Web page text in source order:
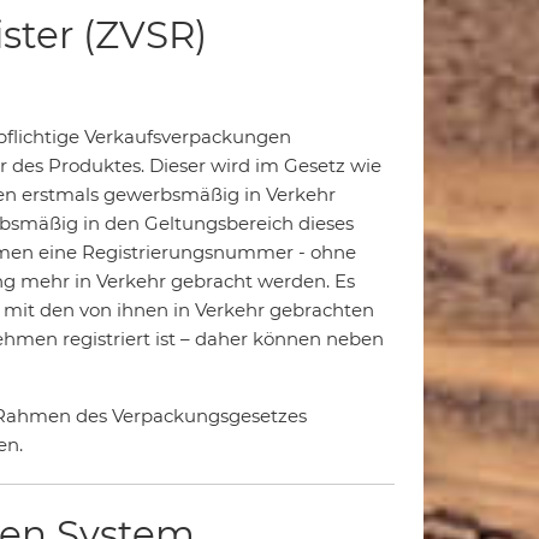
(ZVSR)
Verkaufsverpackungen
Produktes. Dieser wird im Gesetz wie
erstmals gewerbsmäßig in Verkehr
in den Geltungsbereich dieses
eine Registrierungsnummer - ohne
mehr in Verkehr gebracht werden. Es
den von ihnen in Verkehr gebrachten
registriert ist – daher können neben
des Verpackungsgesetzes